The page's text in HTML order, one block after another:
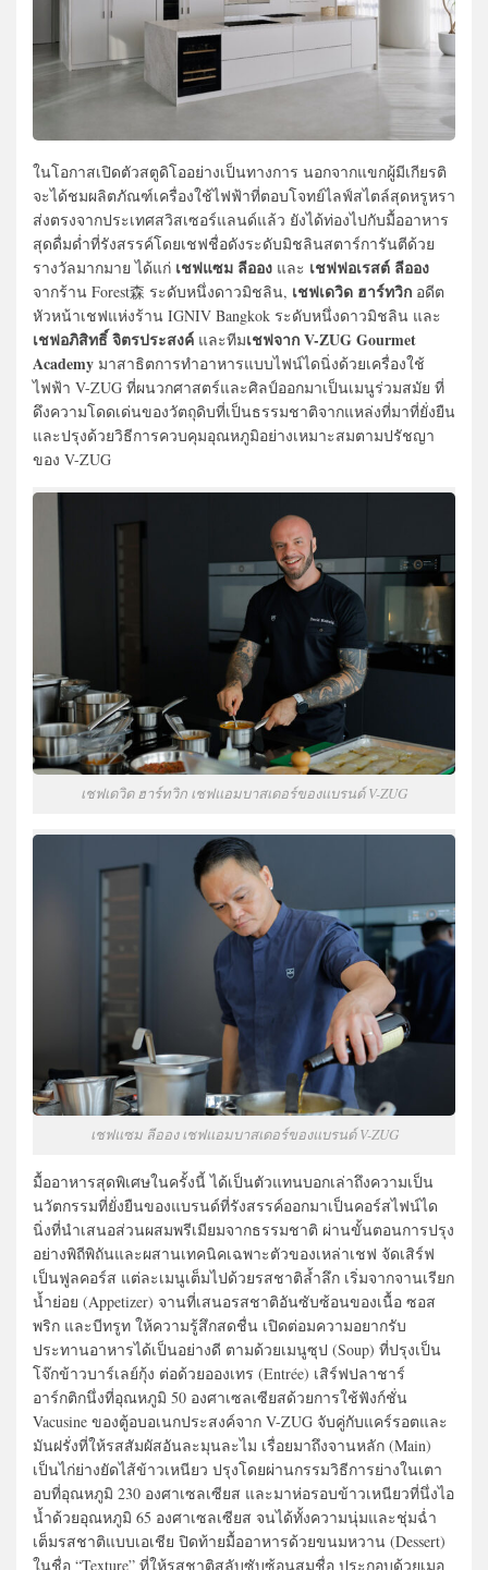
ในโอกาสเปิดตัวสตูดิโออย่างเป็นทางการ นอกจากแขกผู้มีเกียรติ
จะได้ชมผลิตภัณฑ์เครื่องใช้ไฟฟ้าที่ตอบโจทย์ไลฟ์สไตล์สุดหรูหรา
ส่งตรงจากประเทศสวิสเซอร์แลนด์แล้ว ยังได้ท่องไปกับมื้ออาหาร
สุดดื่มด่ำที่รังสรรค์โดยเชฟชื่อดังระดับมิชลินสตาร์การันตีด้วย
รางวัลมากมาย ได้แก่ เชฟแซม ลีออง และ เชฟฟอเรสต์ ลีออง
จากร้าน Forest森 ระดับหนึ่งดาวมิชลิน, เชฟเดวิด ฮาร์ทวิก อดีต
หัวหน้าเชฟแห่งร้าน IGNIV Bangkok ระดับหนึ่งดาวมิชลิน และ
เชฟอภิสิทธิ์ จิตรประสงค์ และทีมเชฟจาก V-ZUG Gourmet
Academy มาสาธิตการทำอาหารแบบไฟน์ไดนิ่งด้วยเครื่องใช้
ไฟฟ้า V-ZUG ที่ผนวกศาสตร์และศิลป์ออกมาเป็นเมนูร่วมสมัย ที่
ดึงความโดดเด่นของวัตถุดิบที่เป็นธรรมชาติจากแหล่งที่มาที่ยั่งยืน
และปรุงด้วยวิธีการควบคุมอุณหภูมิอย่างเหมาะสมตามปรัชญา
ของ V-ZUG
เชฟเดวิด ฮาร์ทวิก เชฟแอมบาสเดอร์ของแบรนด์ V-ZUG
เชฟแซม ลีออง เชฟแอมบาสเดอร์ของแบรนด์ V-ZUG
มื้ออาหารสุดพิเศษในครั้งนี้ ได้เป็นตัวแทนบอกเล่าถึงความเป็น
นวัตกรรมที่ยั่งยืนของแบรนด์ที่รังสรรค์ออกมาเป็นคอร์สไฟน์ได
นิ่งที่นำเสนอส่วนผสมพรีเมียมจากธรรมชาติ ผ่านขั้นตอนการปรุง
อย่างพิถีพิถันและผสานเทคนิคเฉพาะตัวของเหล่าเชฟ จัดเสิร์ฟ
เป็นฟูลคอร์ส แต่ละเมนูเต็มไปด้วยรสชาติล้ำลึก เริ่มจากจานเรียก
น้ำย่อย (Appetizer) จานที่เสนอรสชาติอันซับซ้อนของเนื้อ ซอส
พริก และบีทรูท ให้ความรู้สึกสดชื่น เปิดต่อมความอยากรับ
ประทานอาหารได้เป็นอย่างดี ตามด้วยเมนูซุป (Soup) ที่ปรุงเป็น
โจ๊กข้าวบาร์เลย์กุ้ง ต่อด้วยอองเทร (Entrée) เสิร์ฟปลาชาร์
อาร์กติกนึ่งที่อุณหภูมิ 50 องศาเซลเซียสด้วยการใช้ฟังก์ชั่น
Vacusine ของตู้อบอเนกประสงค์จาก V-ZUG จับคู่กับแคร์รอตและ
มันฝรั่งที่ให้รสสัมผัสอันละมุนละไม เรื่อยมาถึงจานหลัก (Main)
เป็นไก่ย่างยัดไส้ข้าวเหนียว ปรุงโดยผ่านกรรมวิธีการย่างในเตา
อบที่อุณหภูมิ 230 องศาเซลเซียส และมาห่อรอบข้าวเหนียวที่นึ่งไอ
น้ำด้วยอุณหภูมิ 65 องศาเซลเซียส จนได้ทั้งความนุ่มและชุ่มฉ่ำ
เต็มรสชาติแบบเอเชีย ปิดท้ายมื้ออาหารด้วยขนมหวาน (Dessert)
ในชื่อ “Texture” ที่ให้รสชาติสลับซับซ้อนสมชื่อ ประกอบด้วยเมอ